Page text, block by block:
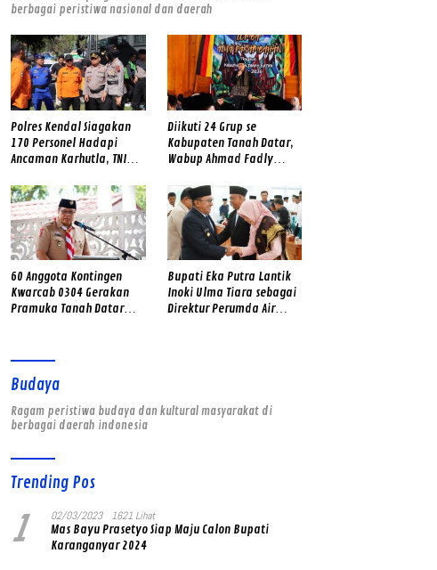
berbagai peristiwa nasional dan daerah
Polres Kendal Siagakan
170 Personel Hadapi
Ancaman Karhutla, TNI
Diikuti 24 Grup se
Kabupaten Tanah Datar,
Wabup Ahmad Fadly
Minangkabau
60 Anggota Kontingen
Kwarcab 0304 Gerakan
Pramuka Tanah Datar
Bupati Eka Putra Lantik
Inoki Ulma Tiara sebagai
Direktur Perumda Air
Budaya
Ragam peristiwa budaya dan kultural masyarakat di
berbagai daerah indonesia
Trending Pos
1 02/03/2023 1621 Lihat
Mas Bayu Prasetyo Siap Maju Calon Bupati
Karanganyar 2024